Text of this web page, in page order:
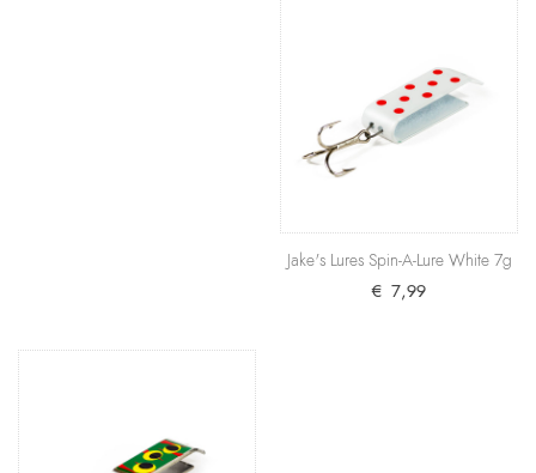
Jake's Lures Li’l Jake Neon Red 5g
In der 19 Gramm schweren Ausführung einer der
absoluten Top-Köder für das Schleppfischen auf
Jake's Lures Spin-A-Lure White 7g
Die Kombination von Rot und Weiß bewährt sich
nicht nur bei Wobblern seit vielen Jahrzehnten,
Jake's Lures Spin-A-Lure White 7g
€ 7,99